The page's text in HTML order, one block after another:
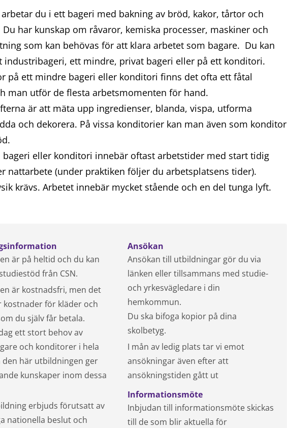
arbetar du i ett bageri med bakning av bröd, kakor, tårtor och
har kunskap om råvaror, kemiska processer, maskiner och
som kan behövas för att klara arbetet som bagare. Du kan
industribageri, ett mindre, privat bageri eller på ett konditori.
på ett mindre bageri eller konditori finns det ofta ett fåtal
man utför de flesta arbetsmomenten för hand.
är att mäta upp ingredienser, blanda, vispa, utforma
och dekorera. På vissa konditorier kan man även som konditor
bageri eller konditori innebär oftast arbetstider med start tidig
nattarbete (under praktiken följer du arbetsplatsens tider).
krävs. Arbetet innebär mycket stående och en del tunga lyft.
är på heltid och du kan
från CSN.
är kostnadsfri, men det
för kläder och
du själv får betala.
ett stort behov av
och konditorer i hela
den här utbildningen ger
kunskaper inom dessa
erbjuds förutsatt av
nationella beslut och
Ansökan
Ansökan till utbildningar gör du via
länken eller tillsammans med studie-
och yrkesvägledare i din
hemkommun.
Du ska bifoga kopior på dina
skolbetyg.
I mån av ledig plats tar vi emot
ansökningar även efter att
ansökningstiden gått ut
Informationsmöte
Inbjudan till informationsmöte skickas
till de som blir aktuella för